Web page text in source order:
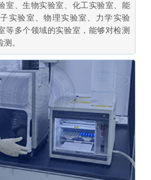
室、生物实验室、化工实验室、能
实验室、物理实验室、力学实验
等多个领域的实验室，能够对检测
。